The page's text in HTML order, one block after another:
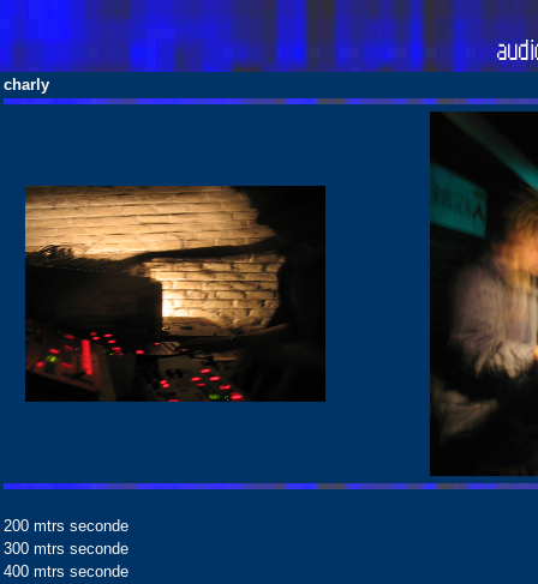
charly
200 mtrs seconde
300 mtrs seconde
400 mtrs seconde